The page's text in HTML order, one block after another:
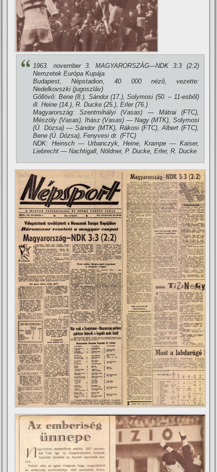
1963. november 3. MAGYARORSZÁG—NDK 3:3 (2:2)
Nemzetek Európa Kupája
Budapest, Népstadion, 40 000 néző, vezette:
Nedelkovszki (jugoszláv)
Gőllövő: Bene (8.), Sándor (17.), Solymosi (50. – 11-esből)
ill. Heine (14.), R. Ducke (25.), Erler (76.)
Magyarország: Szentmihályi (Vasas) — Mátrai (FTC),
Mészöly (Vasas), Ihász (Vasas) — Nagy (MTK), Solymosi
(Ú. Dózsa) — Sándor (MTK), Rákosi (FTC), Albert (FTC),
Bene (Ú. Dózsa), Fenyvesi dr. (FTC)
NDK: Heinsch — Urbanczyk, Heine, Krampe — Kaiser,
Liebrecht — Nachtigall, Nöldner, P. Ducke, Erler, R. Ducke